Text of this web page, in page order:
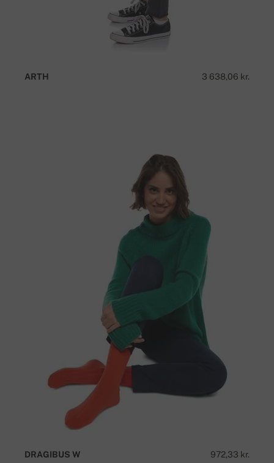
3 638,06 kr.
ARTH
972,33 kr.
DRAGIBUS W